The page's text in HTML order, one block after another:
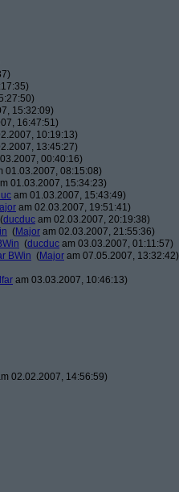
15:32:09)
16:47:51)
10:19:13)
13:45:27)
00:40:16)
01.03.2007, 08:15:08)
01.03.2007, 15:34:23)
am 01.03.2007, 15:43:49)
am 02.03.2007, 19:51:41)
(ducduc am 02.03.2007, 20:19:38)
(Major am 02.03.2007, 21:55:36)
(ducduc am 03.03.2007, 01:11:57)
BWin (Major am 07.05.2007, 13:32:42)
am 03.03.2007, 10:46:13)
02.02.2007, 14:56:59)